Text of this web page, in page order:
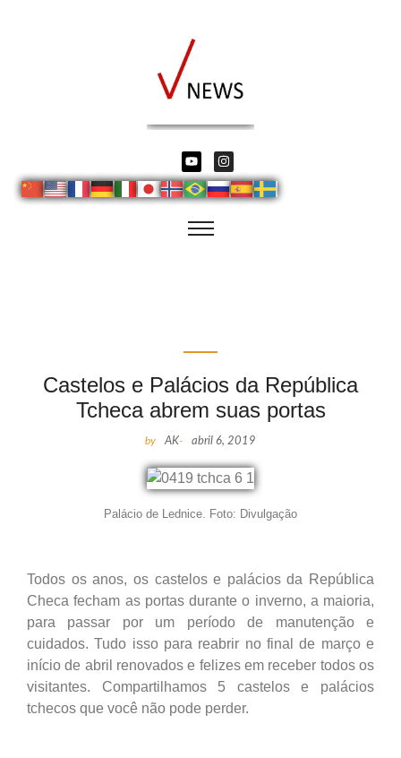
Castelos e Palácios da República
Tcheca abrem suas portas
by AK- abril 6, 2019
Palácio de Lednice. Foto: Divulgação
Todos os anos, os castelos e palácios da República
Checa fecham as portas durante o inverno, a maioria,
para passar por um período de manutenção e
cuidados. Tudo isso para reabrir no final de março e
início de abril renovados e felizes em receber todos os
visitantes. Compartilhamos 5 castelos e palácios
tchecos que você não pode perder.